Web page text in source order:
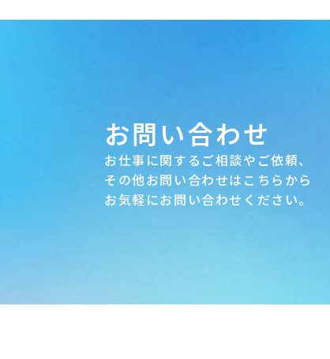
お問い合わせ
お仕事に関するご相談やご依頼、
その他お問い合わせはこちらから
お気軽にお問い合わせください。